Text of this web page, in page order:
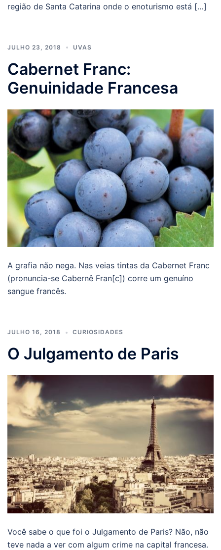
região de Santa Catarina onde o enoturismo está […]
JULHO 23, 2018 UVAS
Cabernet Franc:
Genuinidade Francesa
A grafia não nega. Nas veias tintas da Cabernet Franc
(pronuncia-se Cabernê Fran[c]) corre um genuíno
sangue francês.
JULHO 16, 2018 CURIOSIDADES
O Julgamento de Paris
Você sabe o que foi o Julgamento de Paris? Não, não
teve nada a ver com algum crime na capital francesa.